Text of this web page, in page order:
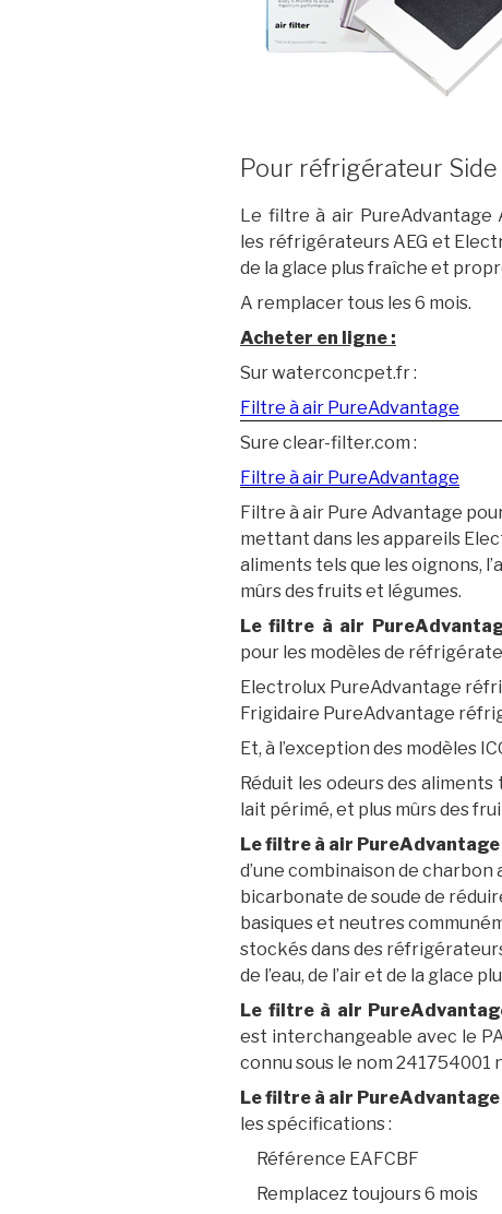
Pour réfrigérateur Side
Le filtre à air
les réfrigérateurs AEG et
de la glace plus fraîche et
A remplacer tous les 6 mois.
Acheter en ligne :
Sur waterconcpet.fr :
Filtre à air PureAdvantage
Sure clear-filter.com :
Filtre à air PureAdvantage
Filtre à air Pure Advantage
mettant dans les appareils
aliments tels que les oignons,
mûrs des fruits et légumes.
Le filtre à air
pour les modèles de
Electrolux PureAdvantage
Frigidaire PureAdvantage
Et, à l’exception des modèles
Réduit les odeurs des aliments
lait périmé, et plus mûrs des
Le filtre à air
d’une combinaison de
bicarbonate de soude de
basiques et neutres
stockés dans des
de l’eau, de l’air et de la glace
Le filtre à air
est interchangeable avec le
connu sous le nom 241754001
Le filtre à air
les spécifications :
Référence EAFCBF
Remplacez toujours 6 mois